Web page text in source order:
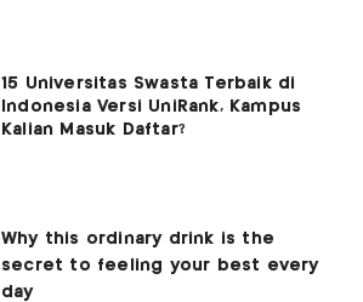
15 Universitas Swasta Terbaik di
Indonesia Versi UniRank, Kampus
Kalian Masuk Daftar?